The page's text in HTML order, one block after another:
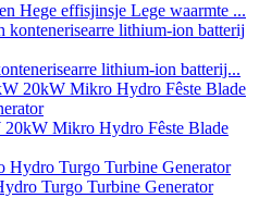
Hege effisjinsje Lege waarmte ...
lithium-ion batterij...
Mikro Hydro Fêste Blade
Turgo Turbine Generator